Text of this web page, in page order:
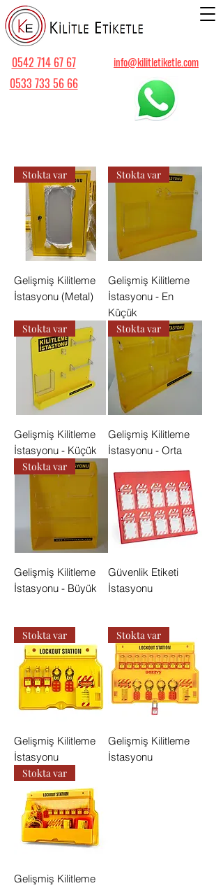
info@kilitletiketle.com
0542 714 67 67
0533 733 56 66
Stokta var
Gelişmiş Kilitleme
İstasyonu (Metal)
Stokta var
Gelişmiş Kilitleme
İstasyonu - En
Küçük
Stokta var
Gelişmiş Kilitleme
İstasyonu - Küçük
Stokta var
Gelişmiş Kilitleme
İstasyonu - Orta
Stokta var
Gelişmiş Kilitleme
İstasyonu - Büyük
Güvenlik Etiketi
İstasyonu
Stokta var
Gelişmiş Kilitleme
İstasyonu
Stokta var
Gelişmiş Kilitleme
İstasyonu
Stokta var
Gelişmiş Kilitleme